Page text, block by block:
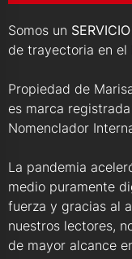
Somos un
de trayectoria en el
Propiedad de
es marca
Nomenclador
La pandemia
medio puramente
fuerza y gracias al
nuestros lectores,
de mayor alcance